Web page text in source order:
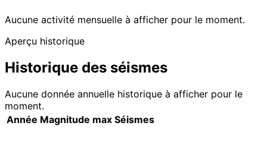
Aucune activité mensuelle à afficher pour le moment.
Aperçu historique
Historique des séismes
Aucune donnée annuelle historique à afficher pour le
moment.
Année Magnitude max Séismes